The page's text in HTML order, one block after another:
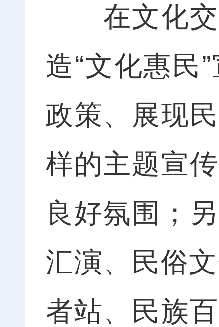
在文化交
造“文化惠民
政策、展现
样的主题宣
良好氛围；
汇演、民俗
者站、民族